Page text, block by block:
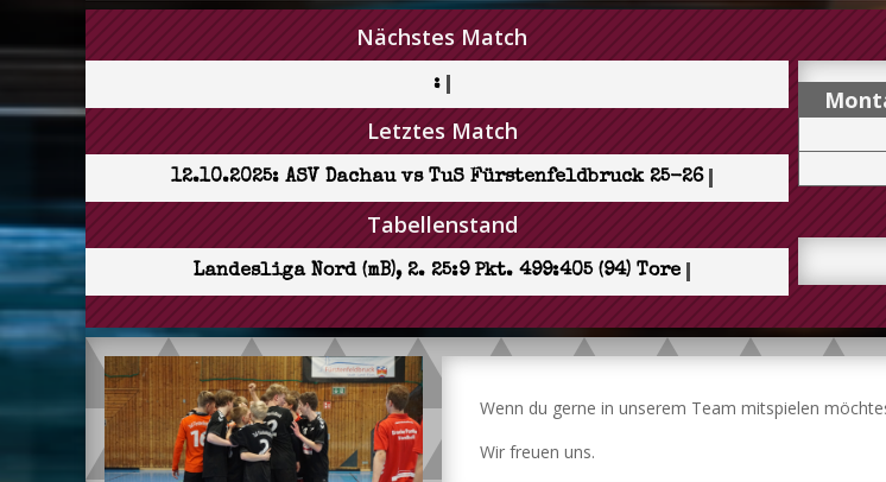
Nächstes Match
:
Letztes Match
12.10.2025: ASV Dachau vs TuS Fürstenfeldbruck 25-26
Tabellenstand
Landesliga Nord (mB), 2. 25:9 Pkt. 499:405 (94) Tore
Mo
Wenn du gerne in unserem Team mitspielen
Wir freuen uns.